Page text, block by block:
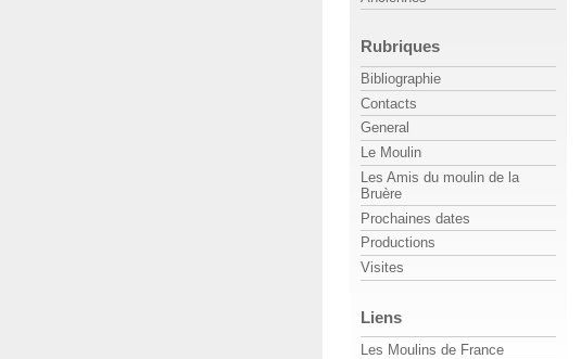
Rubriques
Bibliographie
Contacts
General
Le Moulin
Les Amis du moulin de la
Bruère
Prochaines dates
Productions
Visites
Liens
Les Moulins de France